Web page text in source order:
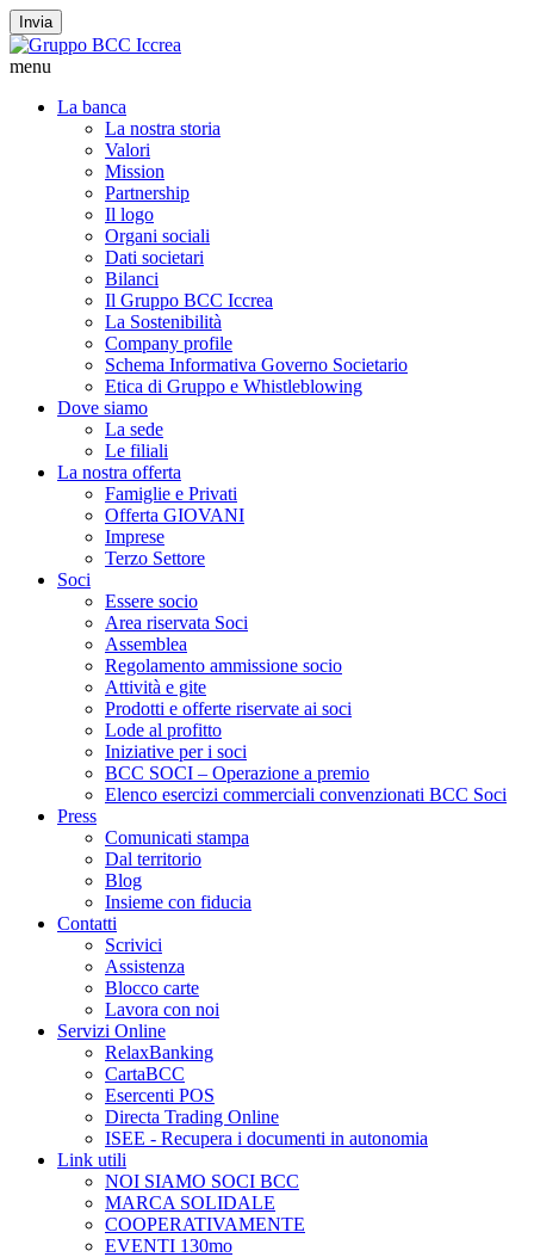
Invia
menu
La banca
La nostra storia
Valori
Mission
Partnership
Il logo
Organi sociali
Dati societari
Bilanci
Il Gruppo BCC Iccrea
La Sostenibilità
Company profile
Schema Informativa Governo Societario
Etica di Gruppo e Whistleblowing
Dove siamo
La sede
Le filiali
La nostra offerta
Famiglie e Privati
Offerta GIOVANI
Imprese
Terzo Settore
Soci
Essere socio
Area riservata Soci
Assemblea
Regolamento ammissione socio
Attività e gite
Prodotti e offerte riservate ai soci
Lode al profitto
Iniziative per i soci
BCC SOCI – Operazione a premio
Elenco esercizi commerciali convenzionati BCC Soci
Press
Comunicati stampa
Dal territorio
Blog
Insieme con fiducia
Contatti
Scrivici
Assistenza
Blocco carte
Lavora con noi
Servizi Online
RelaxBanking
CartaBCC
Esercenti POS
Directa Trading Online
ISEE - Recupera i documenti in autonomia
Link utili
NOI SIAMO SOCI BCC
MARCA SOLIDALE
COOPERATIVAMENTE
EVENTI 130mo